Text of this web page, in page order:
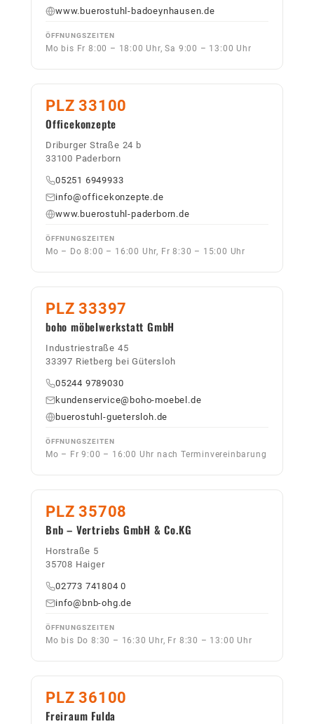
www.buerostuhl-badoeynhausen.de
ÖFFNUNGSZEITEN
Mo bis Fr 8:00 – 18:00 Uhr, Sa 9:00 – 13:00 Uhr
PLZ 33100
Officekonzepte
Driburger Straße 24 b
33100 Paderborn
05251 6949933
info@officekonzepte.de
www.buerostuhl-paderborn.de
ÖFFNUNGSZEITEN
Mo – Do 8:00 – 16:00 Uhr, Fr 8:30 – 15:00 Uhr
PLZ 33397
boho möbelwerkstatt GmbH
Industriestraße 45
33397 Rietberg bei Gütersloh
05244 9789030
kundenservice@boho-moebel.de
buerostuhl-guetersloh.de
ÖFFNUNGSZEITEN
Mo – Fr 9:00 – 16:00 Uhr nach Terminvereinbarung
PLZ 35708
Bnb – Vertriebs GmbH & Co.KG
Horstraße 5
35708 Haiger
02773 741804 0
info@bnb-ohg.de
ÖFFNUNGSZEITEN
Mo bis Do 8:30 – 16:30 Uhr, Fr 8:30 – 13:00 Uhr
PLZ 36100
Freiraum Fulda